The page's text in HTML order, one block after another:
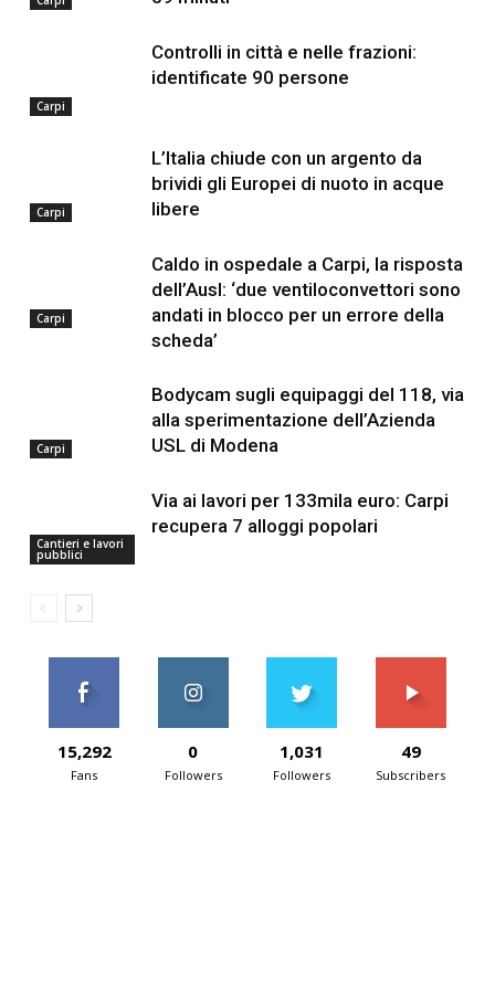
Carpi
Controlli in città e nelle frazioni:
identificate 90 persone
Carpi
L’Italia chiude con un argento da
brividi gli Europei di nuoto in acque
libere
Carpi
Caldo in ospedale a Carpi, la risposta
dell’Ausl: ‘due ventiloconvettori sono
andati in blocco per un errore della
scheda’
Carpi
Bodycam sugli equipaggi del 118, via
alla sperimentazione dell’Azienda
USL di Modena
Cantieri e lavori
pubblici
Via ai lavori per 133mila euro: Carpi
recupera 7 alloggi popolari
15,292
Fans
0
Followers
1,031
Followers
49
Subscribers